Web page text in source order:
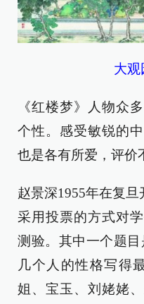
大观
《红楼梦》人物众
个性。感受敏锐的
也是各有所爱，评价
赵景深1955年在复旦
采用投票的方式对
测验。其中一个题
几个人的性格写得
姐、宝玉、刘姥姥